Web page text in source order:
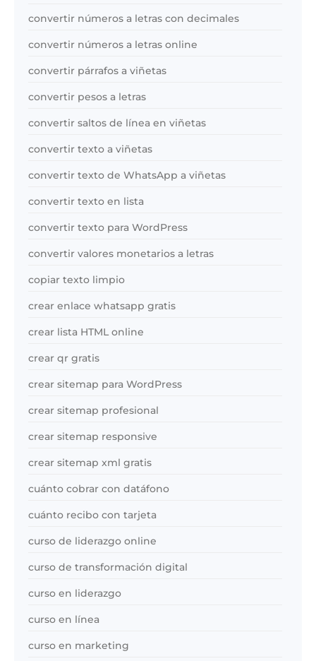
convertir números a letras con decimales
convertir números a letras online
convertir párrafos a viñetas
convertir pesos a letras
convertir saltos de línea en viñetas
convertir texto a viñetas
convertir texto de WhatsApp a viñetas
convertir texto en lista
convertir texto para WordPress
convertir valores monetarios a letras
copiar texto limpio
crear enlace whatsapp gratis
crear lista HTML online
crear qr gratis
crear sitemap para WordPress
crear sitemap profesional
crear sitemap responsive
crear sitemap xml gratis
cuánto cobrar con datáfono
cuánto recibo con tarjeta
curso de liderazgo online
curso de transformación digital
curso en liderazgo
curso en línea
curso en marketing